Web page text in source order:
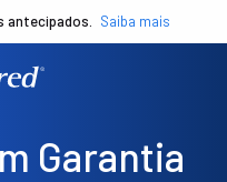
antecipados. Saiba mais
Garantia